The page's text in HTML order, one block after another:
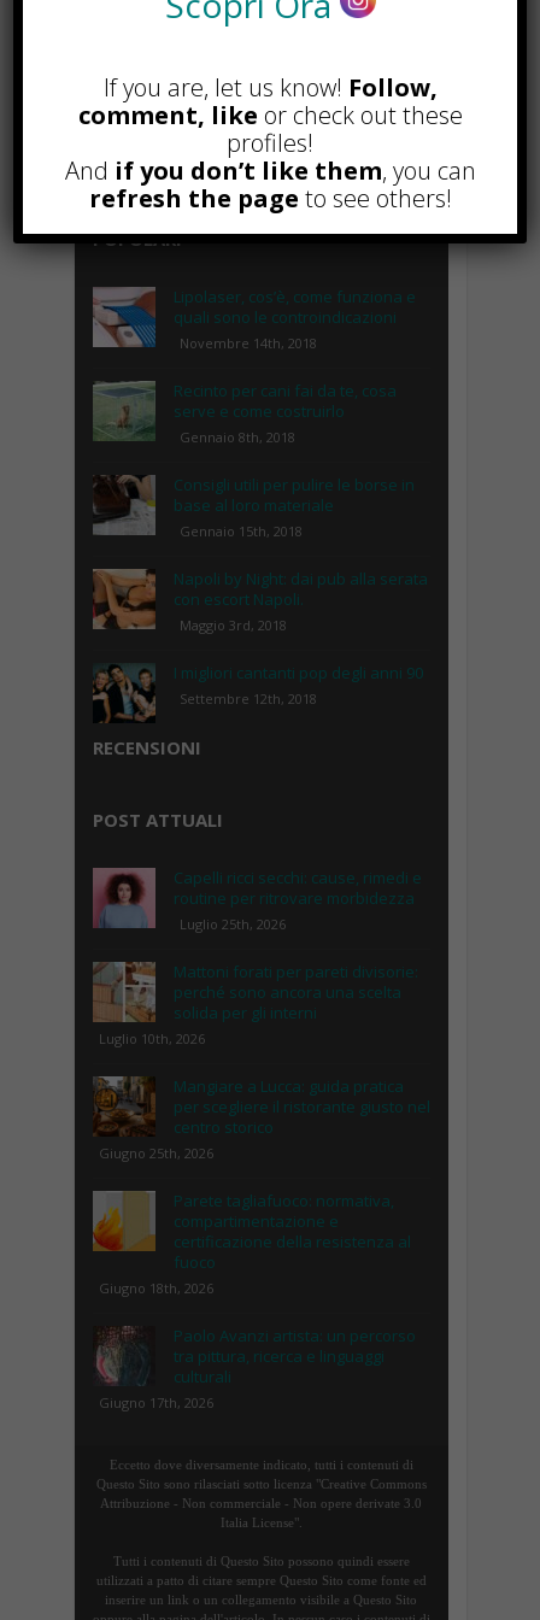
POPOLARI
Lipolaser, cos’è, come funziona e
quali sono le controindicazioni
Novembre 14th, 2018
Recinto per cani fai da te, cosa
serve e come costruirlo
Gennaio 8th, 2018
Consigli utili per pulire le borse in
base al loro materiale
Gennaio 15th, 2018
Napoli by Night: dai pub alla serata
con escort Napoli.
Maggio 3rd, 2018
I migliori cantanti pop degli anni 90
Settembre 12th, 2018
RECENSIONI
POST ATTUALI
Capelli ricci secchi: cause, rimedi e
routine per ritrovare morbidezza
Luglio 25th, 2026
Mattoni forati per pareti divisorie:
perché sono ancora una scelta
solida per gli interni
Luglio 10th, 2026
Mangiare a Lucca: guida pratica
per scegliere il ristorante giusto nel
centro storico
Giugno 25th, 2026
Parete tagliafuoco: normativa,
compartimentazione e
certificazione della resistenza al
fuoco
Giugno 18th, 2026
Paolo Avanzi artista: un percorso
tra pittura, ricerca e linguaggi
culturali
Giugno 17th, 2026
Eccetto dove diversamente indicato, tutti i contenuti di
Questo Sito sono rilasciati sotto licenza "Creative Commons
Attribuzione - Non commerciale - Non opere derivate 3.0
Italia License".
Tutti i contenuti di Questo Sito possono quindi essere
utilizzati a patto di citare sempre Questo Sito come fonte ed
inserire un link o un collegamento visibile a Questo Sito
If you are, let us know! Follow,
comment, like or check out these
profiles!
And if you don’t like them, you can
refresh the page to see others!